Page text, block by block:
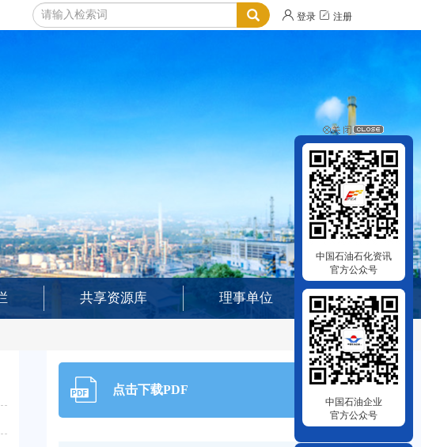
 登录  注册
共享资源库 理事单位
点击下载PDF
中国石油石化资讯
官方公众号
中国石油企业
官方公众号